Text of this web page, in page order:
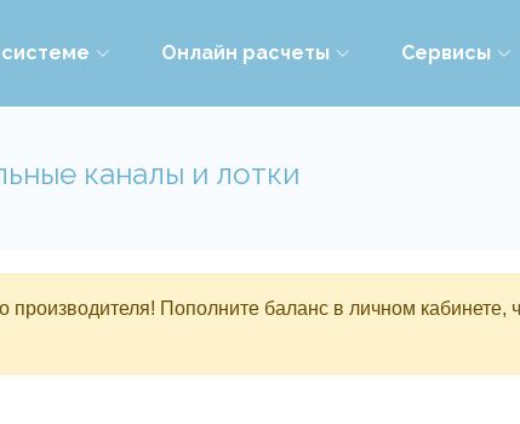
Онлайн расчеты Сервисы
каналы и лотки
производителя! Пополните баланс в личном